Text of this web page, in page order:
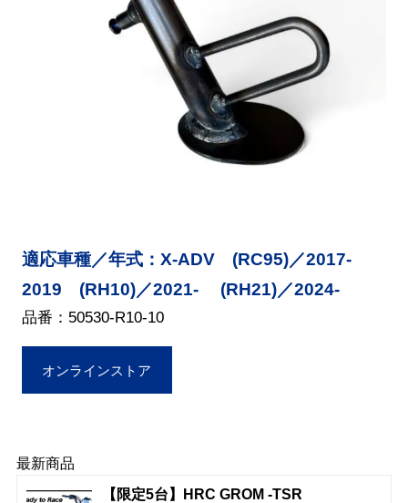
適応車種／年式：X-ADV (RC95)／2017-
2019 (RH10)／2021- (RH21)／2024-
品番：50530-R10-10
オンラインストア
最新商品
【限定5台】HRC GROM -TSR